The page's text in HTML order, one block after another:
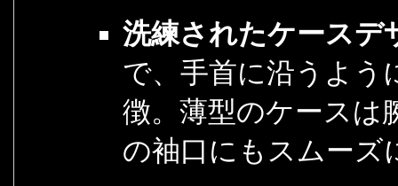
洗練されたケースデ
で、手首に沿うよう
徴。薄型のケースは
の袖口にもスムーズ